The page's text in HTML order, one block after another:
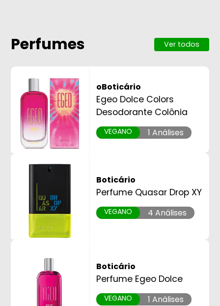
Perfumes Ver todos
oBoticário
Egeo Dolce Colors
Desodorante Colônia
VEGANO 1 Análises
Boticário
Perfume Quasar Drop XY
VEGANO 4 Análises
Boticário
Perfume Egeo Dolce
VEGANO 1 Análises